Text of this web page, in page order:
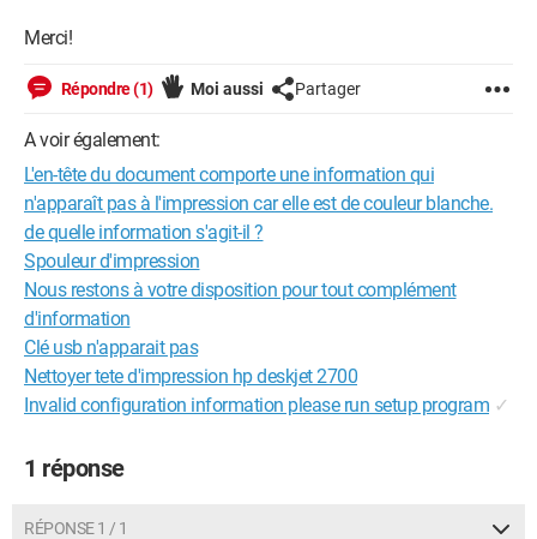
Merci!
Répondre (1) Moi aussi Partager
A voir également:
L'en-tête du document comporte une information qui
n'apparaît pas à l'impression car elle est de couleur blanche.
de quelle information s'agit-il ?
Spouleur d'impression
Nous restons à votre disposition pour tout complément
d'information
Clé usb n'apparait pas
Nettoyer tete d'impression hp deskjet 2700
Invalid configuration information please run setup program ✓
1 réponse
RÉPONSE 1 / 1